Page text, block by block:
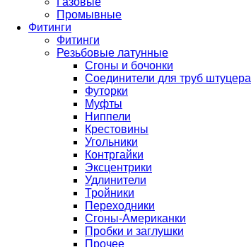
Промывные
Фитинги
Фитинги
Резьбовые латунные
Сгоны и бочонки
Соединители для труб штуцера
Футорки
Муфты
Ниппели
Крестовины
Угольники
Контргайки
Эксцентрики
Удлинители
Тройники
Переходники
Сгоны-Американки
Пробки и заглушки
Прочее